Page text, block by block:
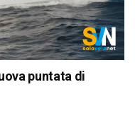
puntata di